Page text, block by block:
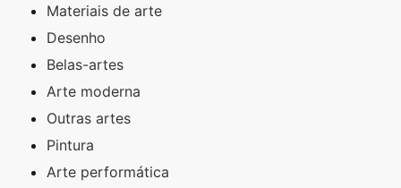
Materiais de arte
Desenho
Belas-artes
Arte moderna
Outras artes
Pintura
Arte performática